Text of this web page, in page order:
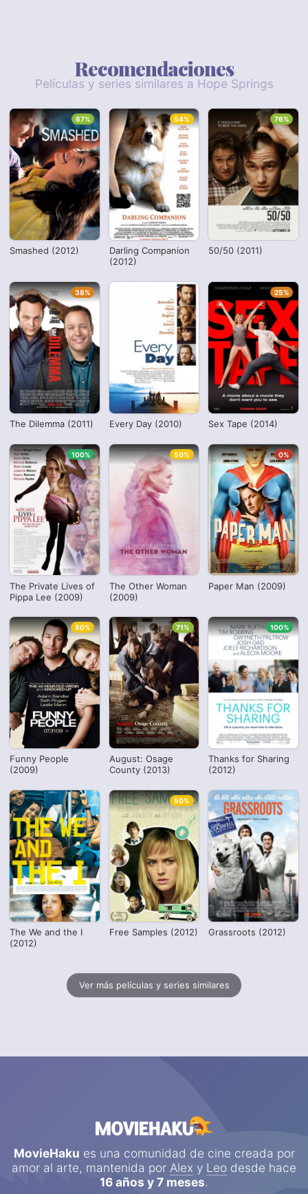
Recomendaciones
Películas y series similares a Hope Springs
Smashed (2012)
67%
Darling Companion
(2012)
54%
50/50 (2011)
76%
The Dilemma (2011)
38%
Every Day (2010) Sex Tape (2014)
25%
The Private Lives of
Pippa Lee (2009)
100%
The Other Woman
(2009)
50%
Paper Man (2009)
0%
Funny People
(2009)
50%
August: Osage
County (2013)
71%
Thanks for Sharing
(2012)
100%
The We and the I
(2012)
Free Samples (2012)
50%
Grassroots (2012)
Ver más películas y series similares
MovieHaku es una comunidad de cine creada por
amor al arte, mantenida por Alex y Leo desde hace
16 años y 7 meses.